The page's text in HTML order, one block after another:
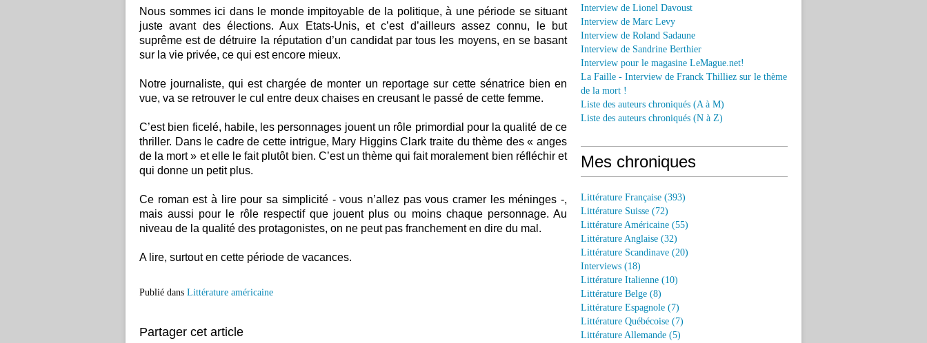
Nous sommes ici dans le monde impitoyable de la politique, à une période se situant
juste avant des élections. Aux Etats-Unis, et c’est d’ailleurs assez connu, le but
suprême est de détruire la réputation d’un candidat par tous les moyens, en se basant
sur la vie privée, ce qui est encore mieux.
Notre journaliste, qui est chargée de monter un reportage sur cette sénatrice bien en
vue, va se retrouver le cul entre deux chaises en creusant le passé de cette femme.
C’est bien ficelé, habile, les personnages jouent un rôle primordial pour la qualité de ce
thriller. Dans le cadre de cette intrigue, Mary Higgins Clark traite du thème des « anges
de la mort » et elle le fait plutôt bien. C’est un thème qui fait moralement bien réfléchir et
qui donne un petit plus.
Ce roman est à lire pour sa simplicité - vous n’allez pas vous cramer les méninges -,
mais aussi pour le rôle respectif que jouent plus ou moins chaque personnage. Au
niveau de la qualité des protagonistes, on ne peut pas franchement en dire du mal.
A lire, surtout en cette période de vacances.
Publié dans Littérature américaine
Partager cet article
Interview de Lionel Davoust
Interview de Marc Levy
Interview de Roland Sadaune
Interview de Sandrine Berthier
Interview pour le magasine LeMague.net!
La Faille - Interview de Franck Thilliez sur le thème
de la mort !
Liste des auteurs chroniqués (A à M)
Liste des auteurs chroniqués (N à Z)
Mes chroniques
Littérature Française (393)
Littérature Suisse (72)
Littérature Américaine (55)
Littérature Anglaise (32)
Littérature Scandinave (20)
Interviews (18)
Littérature Italienne (10)
Littérature Belge (8)
Littérature Espagnole (7)
Littérature Québécoise (7)
Littérature Allemande (5)